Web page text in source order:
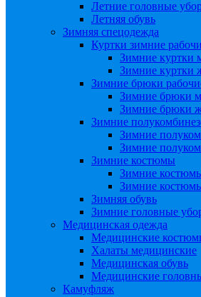
Летние головные
Летняя обувь
Зимняя спецодежда
Куртки зимние
Зимние куртки
Зимние куртки
Зимние брюки
Зимние брюки
Зимние брюки
Зимние
Зимние
Зимние
Зимние костюмы
Зимние
Зимние
Зимняя обувь
Зимние головные
Медицинская одежда
Медицинские
Халаты медицинские
Медицинская обувь
Медицинские
Камуфляж